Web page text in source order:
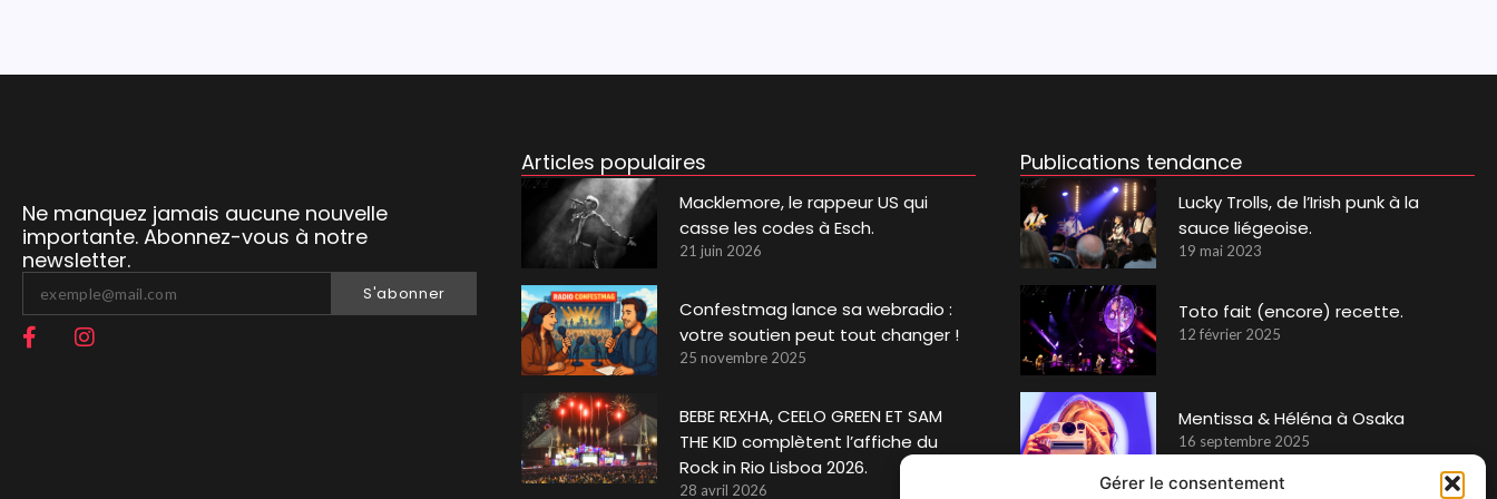
Gérer le consentement
Ne manquez jamais aucune nouvelle
importante. Abonnez-vous à notre
newsletter.
S'abonner
Articles populaires
Macklemore, le rappeur US qui
casse les codes à Esch.
21 juin 2026
Confestmag lance sa webradio :
votre soutien peut tout changer !
25 novembre 2025
BEBE REXHA, CEELO GREEN ET SAM
THE KID complètent l’affiche du
Rock in Rio Lisboa 2026.
28 avril 2026
Publications tendance
Lucky Trolls, de l’Irish punk à la
sauce liégeoise.
19 mai 2023
Toto fait (encore) recette.
12 février 2025
Mentissa & Héléna à Osaka
16 septembre 2025